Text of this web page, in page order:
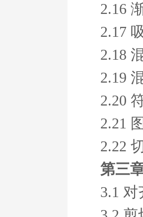
2.16
2.17
2.18
2.19
2.20
2.21
2.22
第三
3.1